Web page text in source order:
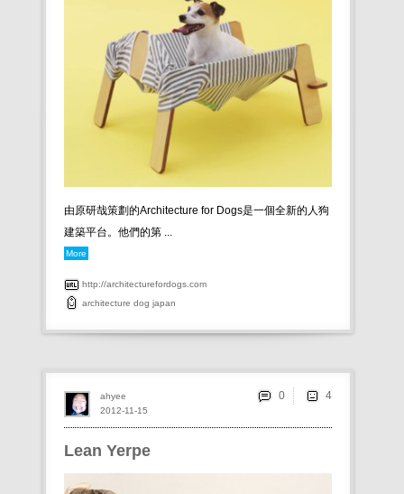
由原研哉策劃的Architecture for Dogs是一個全新的人狗
建築平台。他們的第 ...
More
http://architecturefordogs.com
architecture dog japan
Lean Yerpe
2012-11-15
ahyee 0